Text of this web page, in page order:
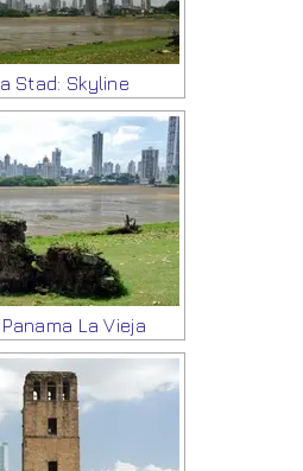
Stad: Skyline
La Vieja